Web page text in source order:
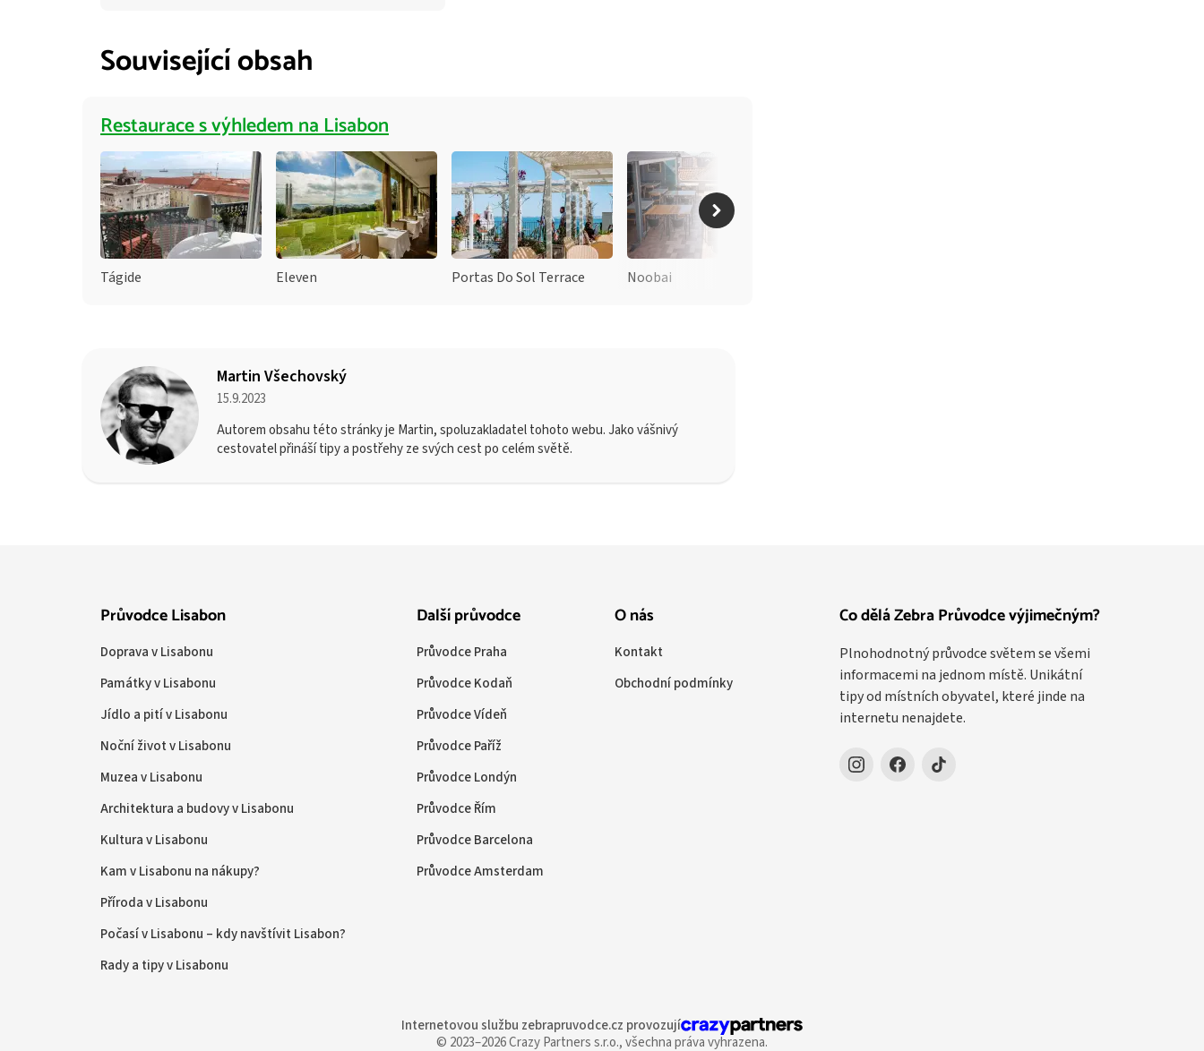
Související obsah
Restaurace s výhledem na Lisabon
Tágide Eleven Portas Do Sol Terrace Noobai
Martin Všechovský
15.9.2023
Autorem obsahu této stránky je Martin, spoluzakladatel tohoto webu. Jako vášnivý
cestovatel přináší tipy a postřehy ze svých cest po celém světě.
Co dělá Zebra Průvodce výjimečným?
Plnohodnotný průvodce světem se všemi
informacemi na jednom místě. Unikátní
tipy od místních obyvatel, které jinde na
internetu nenajdete.
Průvodce Lisabon
Doprava v Lisabonu
Památky v Lisabonu
Jídlo a pití v Lisabonu
Noční život v Lisabonu
Muzea v Lisabonu
Architektura a budovy v Lisabonu
Kultura v Lisabonu
Kam v Lisabonu na nákupy?
Příroda v Lisabonu
Počasí v Lisabonu – kdy navštívit Lisabon?
Rady a tipy v Lisabonu
Další průvodce
Průvodce Praha
Průvodce Kodaň
Průvodce Vídeň
Průvodce Paříž
Průvodce Londýn
Průvodce Řím
Průvodce Barcelona
Průvodce Amsterdam
O nás
Kontakt
Obchodní podmínky
Internetovou službu zebrapruvodce.cz provozují
© 2023–2026 Crazy Partners s.r.o.,všechna práva vyhrazena.